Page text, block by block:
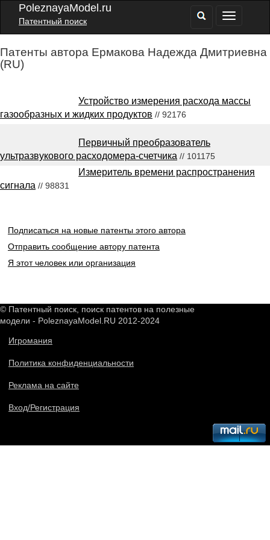
PoleznayaModel.ru
Патентный поиск
Патенты автора Ермакова Надежда Дмитриевна
(RU)
Устройство измерения расхода массы
газообразных и жидких продуктов // 92176
Первичный преобразователь
ультразвукового расходомера-счетчика // 101175
Измеритель времени распространения
сигнала // 98831
Подписаться на новые патенты этого автора
Отправить сообщение автору патента
Я этот человек или организация
© Патентный поиск, поиск патентов на полезные
модели - PoleznayaModel.RU 2012-2024
Игромания
Политика конфиденциальности
Реклама на сайте
Вход/Регистрация